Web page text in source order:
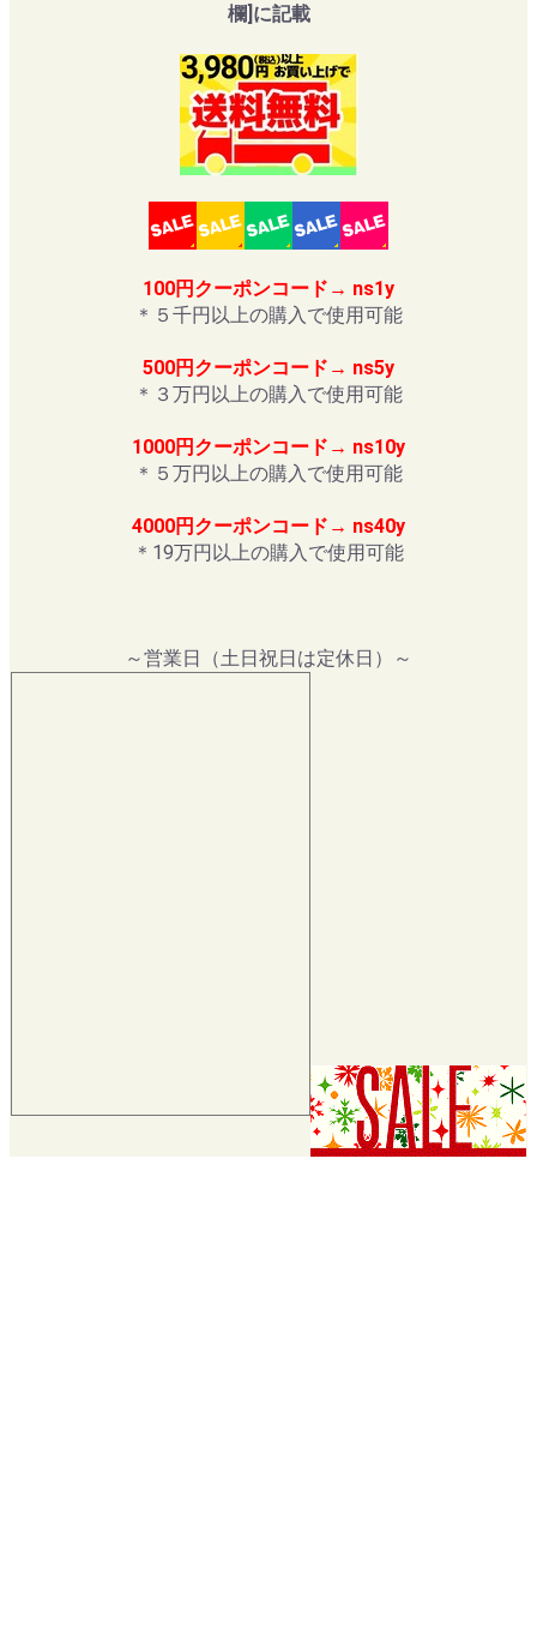
欄]に記載
100円クーポンコード→ ns1y
＊５千円以上の購入で使用可能
500円クーポンコード→ ns5y
＊３万円以上の購入で使用可能
1000円クーポンコード→ ns10y
＊５万円以上の購入で使用可能
4000円クーポンコード→ ns40y
＊19万円以上の購入で使用可能
～営業日（土日祝日は定休日）～